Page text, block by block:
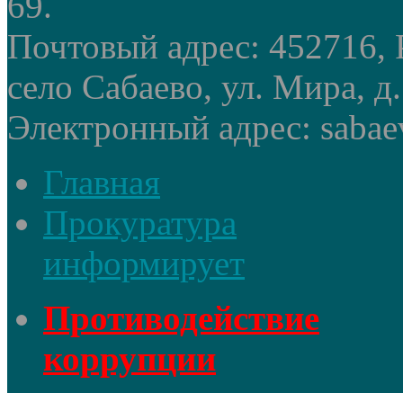
Почтовый адрес: 452716,
село Сабаево, ул. Мира,
Электронный адрес:
Главная
Прокуратура
информирует
Противодействие
коррупции